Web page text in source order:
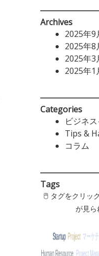
Archives
2025年9
2025年8
2025年3
2025年1
Categories
ビジネ
Tips &
コラム
Tags
🖱 タグをクリッ
が見ら